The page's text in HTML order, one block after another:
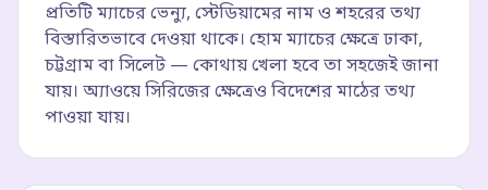
প্রতিটি ম্যাচের ভেন্যু, স্টেডিয়ামের নাম ও শহরের তথ্য
বিস্তারিতভাবে দেওয়া থাকে। হোম ম্যাচের ক্ষেত্রে ঢাকা,
চট্টগ্রাম বা সিলেট — কোথায় খেলা হবে তা সহজেই জানা
যায়। অ্যাওয়ে সিরিজের ক্ষেত্রেও বিদেশের মাঠের তথ্য
পাওয়া যায়।